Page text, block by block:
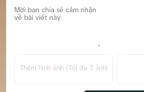
Thêm hình ảnh (Tối đa 3 ảnh)